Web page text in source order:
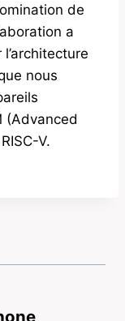
de
a
nous
(Advanced
V.